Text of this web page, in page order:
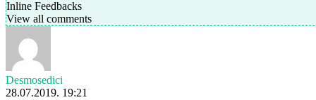
Inline Feedbacks
View all comments
Desmosedici
28.07.2019. 19:21